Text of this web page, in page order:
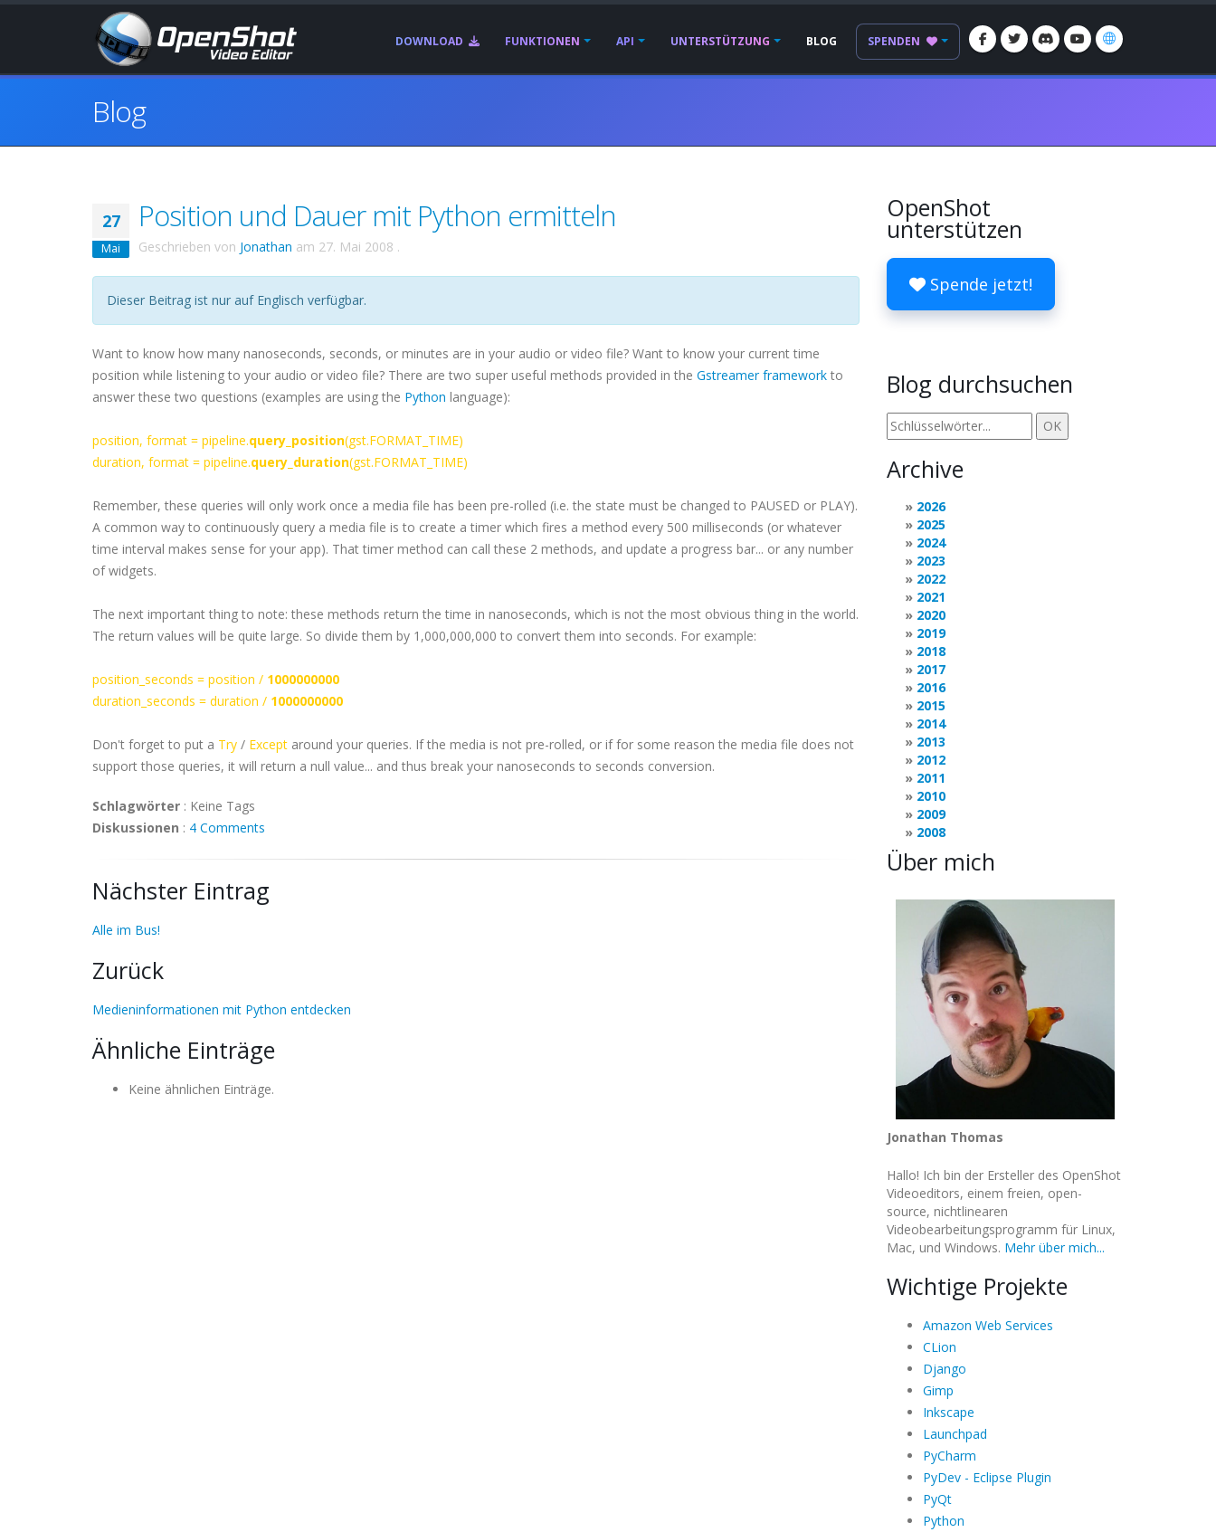
DOWNLOAD FUNKTIONEN API UNTERSTÜTZUNG BLOG SPENDEN
Blog
27
Mai
Position und Dauer mit Python ermitteln
Geschrieben von Jonathan am 27. Mai 2008 .
Dieser Beitrag ist nur auf Englisch verfügbar.
Want to know how many nanoseconds, seconds, or minutes are in your audio or video file? Want to know your current time
position while listening to your audio or video file? There are two super useful methods provided in the Gstreamerframework to
answer these two questions (examples are using the Python language):
position, format = pipeline.query_position(gst.FORMAT_TIME)
duration, format = pipeline.query_duration(gst.FORMAT_TIME)
Remember, these queries will only work once a media file has been pre-rolled (i.e. the state must be changed to PAUSED or PLAY).
A common way to continuously query a media file is to create a timer which fires a method every 500 milliseconds (or whatever
time interval makes sense for your app). That timer method can call these 2 methods, and update a progress bar... or any number
of widgets.
The next important thing to note: these methods return the time in nanoseconds, which is not the most obvious thing in the world.
The return values will be quite large. So divide them by 1,000,000,000 to convert them into seconds. For example:
position_seconds = position / 1000000000
duration_seconds = duration / 1000000000
Don't forget to put a Try / Except around your queries. If the media is not pre-rolled, or if for some reason the media file does not
support those queries, it will return a null value... and thus break your nanoseconds to seconds conversion.
Schlagwörter : Keine Tags
Diskussionen : 4 Comments
Nächster Eintrag
Alle im Bus!
Zurück
Medieninformationen mit Python entdecken
Ähnliche Einträge
Keine ähnlichen Einträge.
OpenShot
unterstützen
Spende jetzt!
Blog durchsuchen
Archive
2026
2025
2024
2023
2022
2021
2020
2019
2018
2017
2016
2015
2014
2013
2012
2011
2010
2009
2008
Über mich
Jonathan Thomas
Hallo! Ich bin der Ersteller des OpenShot
Videoeditors, einem freien, open-
source, nichtlinearen
Videobearbeitungsprogramm für Linux,
Mac, und Windows. Mehr über mich...
Wichtige Projekte
Amazon Web Services
CLion
Django
Gimp
Inkscape
Launchpad
PyCharm
PyDev - Eclipse Plugin
PyQt
Python